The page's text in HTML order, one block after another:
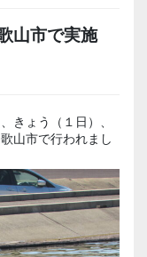
山市で実施
きょう（１日）、
山市で行われまし